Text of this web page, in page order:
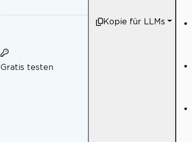
Gratis testen
Kopie für LLMs